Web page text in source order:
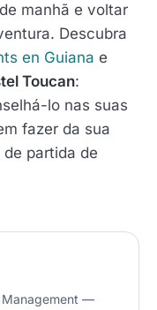
manhã e voltar
Descubra
en Guiana e
Toucan:
lo nas suas
fazer da sua
partida de
Management —